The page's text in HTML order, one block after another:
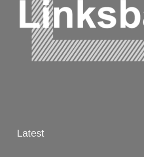
Latest